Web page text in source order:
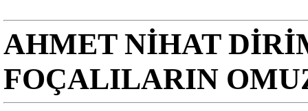
AHMET NİHAT
FOÇALILARIN